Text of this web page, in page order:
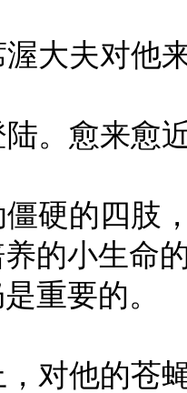
大夫对他
。愈来愈
硬的四肢
的小生命
重要的。
对他的苍